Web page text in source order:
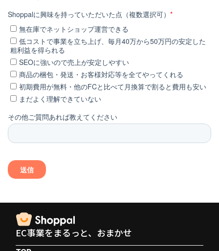
EC事業をまるっと、おまかせ